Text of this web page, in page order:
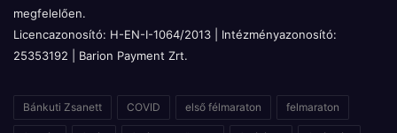
megfelelően.
Licencazonosító: H-EN-I-1064/2013 | Intézményazonosító:
25353192 | Barion Payment Zrt.
Bánkuti Zsanett COVID első félmaraton felmaraton